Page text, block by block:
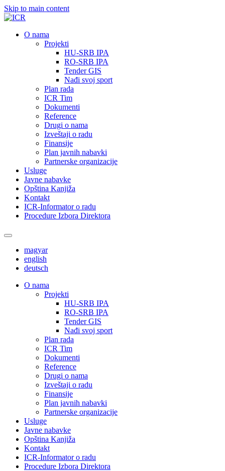
Skip to main content
О nama
Projekti
HU-SRB IPA
RO-SRB IPA
Tender GIS
Nađi svoj sport
Plan rada
ICR Tim
Dokumenti
Reference
Drugi o nama
Izveštaji o radu
Finansije
Plan javnih nabavki
Partnerske organizacije
Usluge
Javne nabavke
Opština Kanjiža
Kontakt
ICR-Informator o radu
Procedure Izbora Direktora
magyar
english
deutsch
О nama
Projekti
HU-SRB IPA
RO-SRB IPA
Tender GIS
Nađi svoj sport
Plan rada
ICR Tim
Dokumenti
Reference
Drugi o nama
Izveštaji o radu
Finansije
Plan javnih nabavki
Partnerske organizacije
Usluge
Javne nabavke
Opština Kanjiža
Kontakt
ICR-Informator o radu
Procedure Izbora Direktora